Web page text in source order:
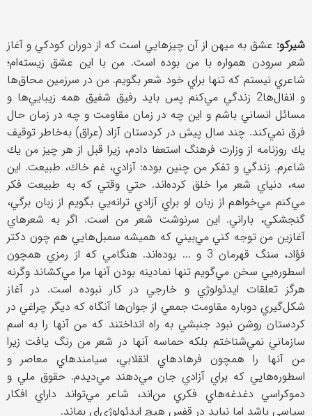
شيركو: عشق به ميهن از آن چيزهايي است كه از دوران كودكي و آغاز
شعر سرودن همواره با من بوده است. من با اين عشق زيسته‌ام؛
شاعري نيستم كه تنها براي خود شعر بگويم. من در سرزمين محاق‌ها
و انفال‌ها2 زندگي مي‌كنم پس بايد رفيق شفيق همه زيبايي‌ها و
مسائل انساني باشم و اين چه در زمان مقاومت و چه در زمان حال
فرق نمي‌كند. چند سال پيش در كردستان آزاد (عراق) به‌خاطر توقيف
يك روزنامه از وزارت فرهنگ استعفا دادم، زيرا قبل از هر چيز من يك
شاعرم. زندگي و تفكر من چنين بوده: آزادي، غم خاك، طبيعت. اين
سه، دنياي شعر مرا خلق كرده‌اند. حتي وقتي كه به طبيعت فكر
مي‌كنم مي‌خواهم از زبان او براي آزادي ترانه‌يي بگويم از زبان برگي،
گنجشكي،‌ باراني. اين سرنوشت شعر من است. اگر به شعرهاي
آغازين من توجه كني مي‌بيني كه هميشه سمبل‌هايي هم چون دكتر
فؤاد، سنگ قهرمان 3 و ... بوده‌اند. هنگامي كه از رمزي همچون
اسطوره‌يي سخن مي‌گويم تنها نمادينه بودن آنها مرا مي‌كشاند وگرنه
هرگز تعلقات ايدئولوژي و خارجي در كار نبوده است. در آغاز
شكل‌گيري دوباره مقاومت جمعي از جوان‌ها آنگاه كه ديگر چراغي در
كردستان روشن نبود جنبشي به راه انداختند كه من آنها را به اسم
سازماني نمي‌شناختم بلكه حماسه آنها در شعر من رنگ يافت زيرا
من آنها را همچون فرهادهاي انقلابي، سيامندهاي معاصر و
اسطوره‌هايي كه براي آزادي جان مي‌دهند مي‌ديدم. حقوق ملي و
دموكراسي دغدغه‌هاي فكري من‌اند، شاعر مي‌تواند داراي افكار
سياسي باشد اما نبايد در قفس هيچ ايدئولوژي‌‌اي بماند.